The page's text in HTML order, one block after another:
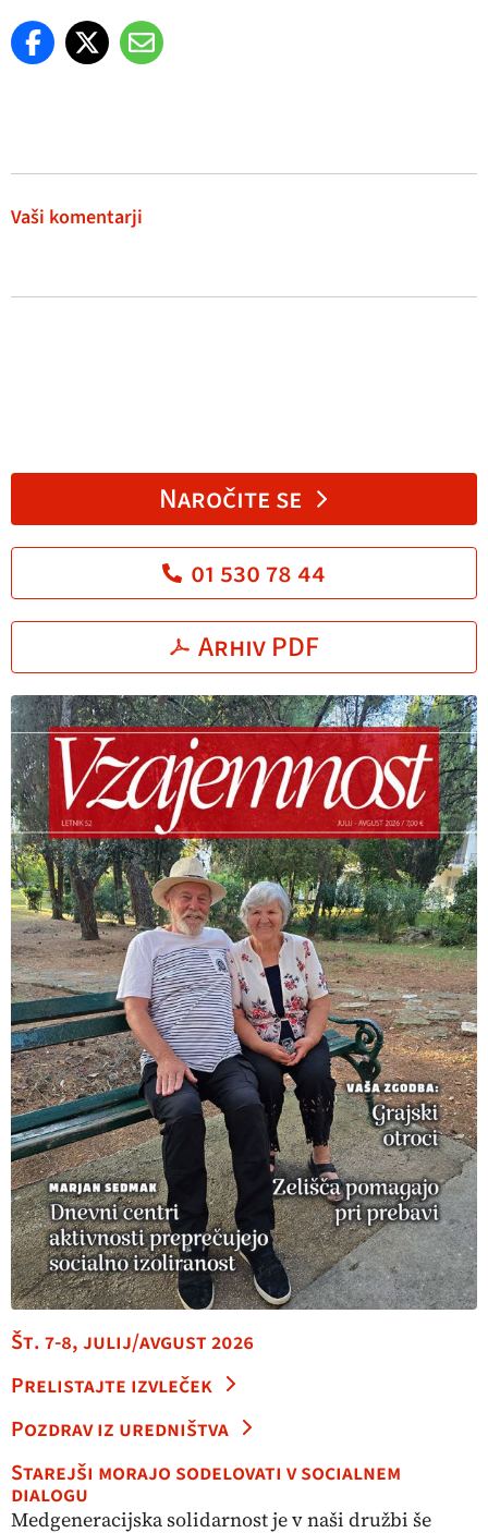
Vaši komentarji
Naročite se
01 530 78 44
Arhiv PDF
Št. 7-8, julij/avgust 2026
Prelistajte izvleček
Pozdrav iz uredništva
Starejši morajo sodelovati v socialnem
dialogu
Medgeneracijska solidarnost je v naši družbi še